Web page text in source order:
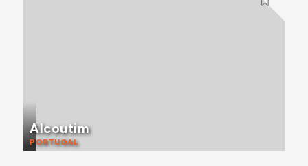
Alcoutim
PORTUGAL